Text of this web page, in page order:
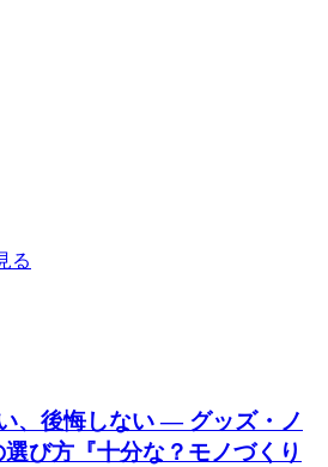
る
、後悔しない ― グッズ・ノ
び方『十分な？モノづくり